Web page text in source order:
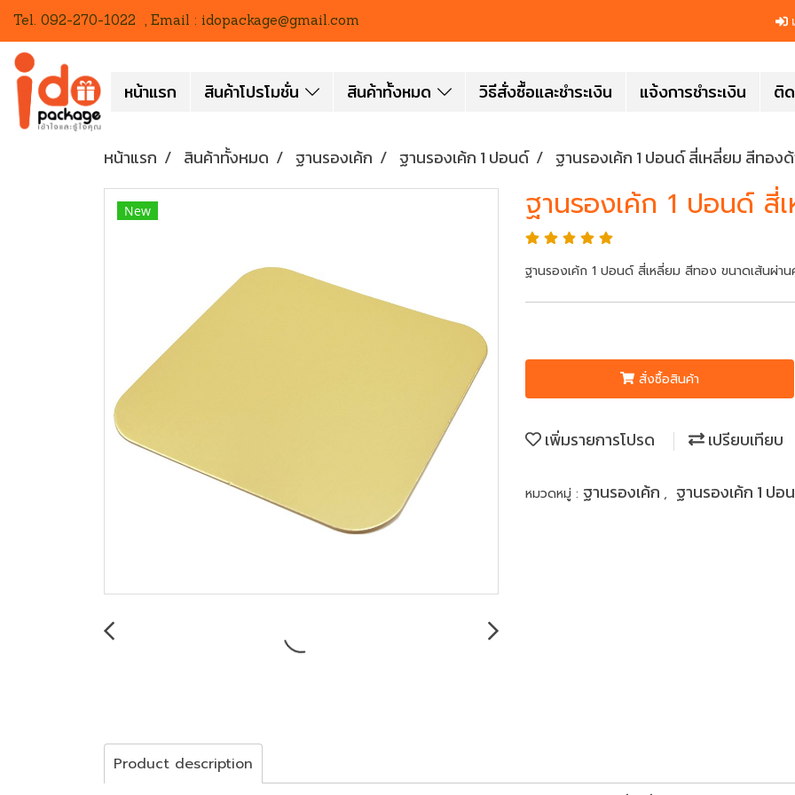
Tel. 092-270-1022 , Email : idopackage@gmail.com
หน้าแรก สินค้าโปรโมชั่น สินค้าทั้งหมด วิธีสั่งซื้อและชำระเงิน แจ้งการชำระเงิน ติ
หน้าแรก สินค้าทั้งหมด ฐานรองเค้ก ฐานรองเค้ก 1 ปอนด์ ฐานรองเค้ก 1 ปอนด์ สี่เหลี่ยม สีทอง
New ฐานรองเค้ก 1 ปอนด์ สี่
ฐานรองเค้ก 1 ปอนด์ สี่เหลี่ยม สีทอง ขนาดเส้นผ่า
สั่งซื้อสินค้า
เพิ่มรายการโปรด เปรียบเทียบ
หมวดหมู่ : ฐานรองเค้ก , ฐานรองเค้ก 1 ปอ
Product description